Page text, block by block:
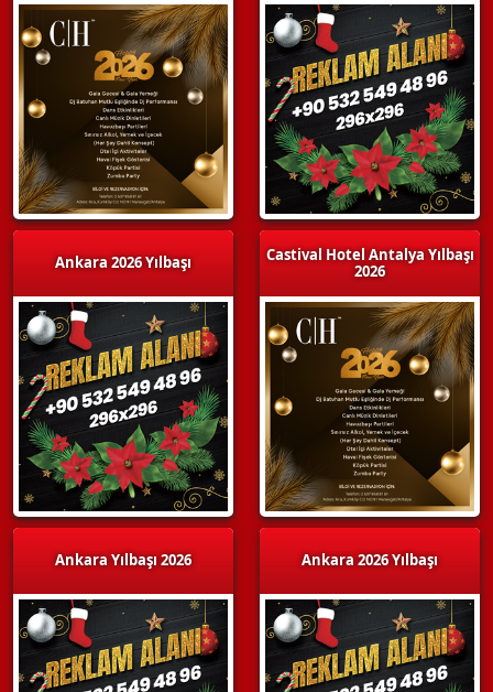
Ankara 2026 Yılbaşı
Ankara Yılbaşı 2026
Castival Hotel Antalya Yılbaşı
2026
Ankara 2026 Yılbaşı